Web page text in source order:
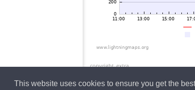
This website uses cookies to ensure you get the
copyright_extra